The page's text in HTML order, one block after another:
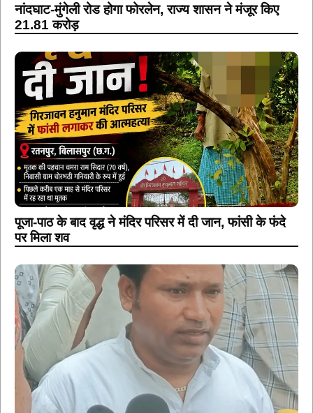
नांदघाट-मुंगेली रोड होगा फोरलेन, राज्य शासन ने मंजूर किए
21.81 करोड़
पूजा-पाठ के बाद वृद्ध ने मंदिर परिसर में दी जान, फांसी के फंदे
पर मिला शव